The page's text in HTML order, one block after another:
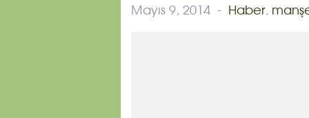
Mayıs 9, 2014 - Haber,